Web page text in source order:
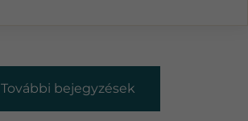
További bejegyzések